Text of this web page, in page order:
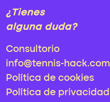
¿Tienes
alguna duda?
Consultorio
info@tennis-hack.com
Política de cookies
Política de privacidad